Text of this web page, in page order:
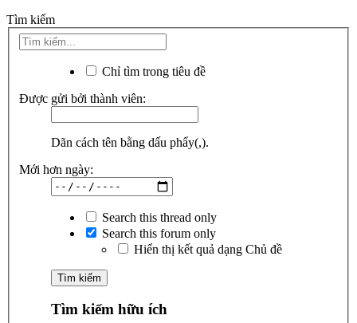
Tìm kiếm
Chỉ tìm trong tiêu đề
Được gửi bởi thành viên:
Dãn cách tên bằng dấu phẩy(,).
Mới hơn ngày:
Search this thread only
Search this forum only
Hiển thị kết quả dạng Chủ đề
Tìm kiếm hữu ích